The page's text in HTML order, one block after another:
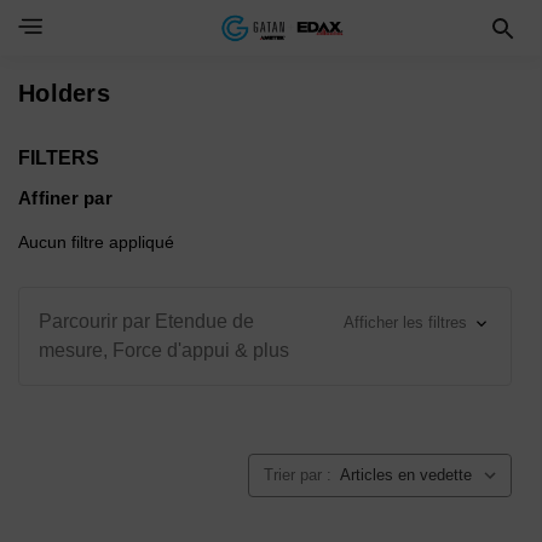
Toggle Navigation Menu
Holders
FILTERS
Affiner par
Aucun filtre appliqué
Parcourir par Etendue de
mesure, Force d'appui & plus
Afficher les filtres
Trier par :